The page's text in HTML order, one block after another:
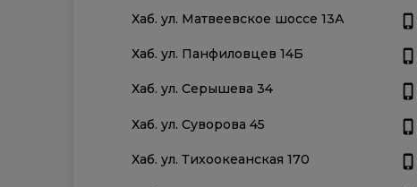
Хаб. ул. Матвеевское шоссе 13А
Хаб. ул. Панфиловцев 14Б
Хаб. ул. Серышева 34
Хаб. ул. Суворова 45
Хаб. ул. Тихоокеанская 170